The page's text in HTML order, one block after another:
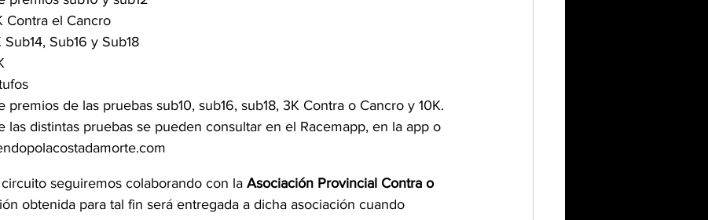
Contra el Cancro
Sub16 y Sub18
premios de las pruebas sub10, sub16, sub18, 3K Contra o Cancro y 10K.
las distintas pruebas se pueden consultar en el Racemapp, en la app o
seguiremos colaborando con la Asociación Provincial Contra o
obtenida para tal fin será entregada a dicha asociación cuando